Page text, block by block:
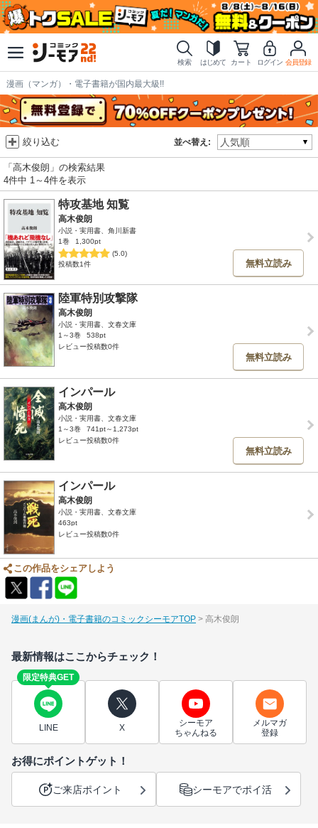
検索 はじめて カート ログイン 会員登録
漫画（マンガ）・電子書籍が国内最大級!!
並べ替え:
絞り込む
「高木俊朗」の検索結果
4件中 1～4件を表示
特攻基地 知覧
高木俊朗
小説・実用書、角川新書
1巻
1,300pt
(5.0)
投稿数1件
無料立読み
陸軍特別攻撃隊
高木俊朗
小説・実用書、文春文庫
1～3巻
538pt
レビュー投稿数0件
無料立読み
インパール
高木俊朗
小説・実用書、文春文庫
1～3巻
741pt～1,273pt
レビュー投稿数0件
無料立読み
インパール
高木俊朗
小説・実用書、文春文庫
463pt
レビュー投稿数0件
この作品をシェアしよう
漫画(まんが)・電子書籍のコミックシーモアTOP 高木俊朗
最新情報はここからチェック！
限定特典GET
LINE X
シーモア
ちゃんねる
メルマガ
登録
お得にポイントゲット！
ご来店ポイント シーモアでポイ活